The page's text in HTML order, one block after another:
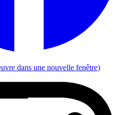
dans une nouvelle fenêtre)